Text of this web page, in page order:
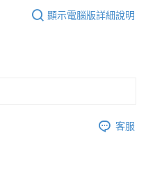
顯示電腦版詳細說明
客服